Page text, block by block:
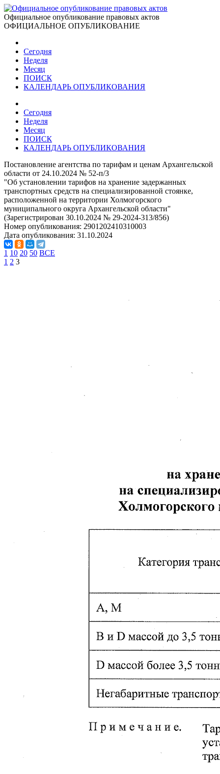
Официальное опубликование правовых актов
ОФИЦИАЛЬНОЕ ОПУБЛИКОВАНИЕ
Сегодня
Неделя
Месяц
ПОИСК
КАЛЕНДАРЬ ОПУБЛИКОВАНИЯ
Сегодня
Неделя
Месяц
ПОИСК
КАЛЕНДАРЬ ОПУБЛИКОВАНИЯ
Постановление агентства по тарифам и ценам Архангельской
области от 24.10.2024 № 52-п/3
"Об установлении тарифов на хранение задержанных
транспортных средств на специализированной стоянке,
расположенной на территории Холмогорского
муниципального округа Архангельской области"
(Зарегистрирован 30.10.2024 № 29-2024-313/856)
Номер опубликования: 2901202410310003
Дата опубликования: 31.10.2024
1 10 20 50 ВСЕ
1 2 3